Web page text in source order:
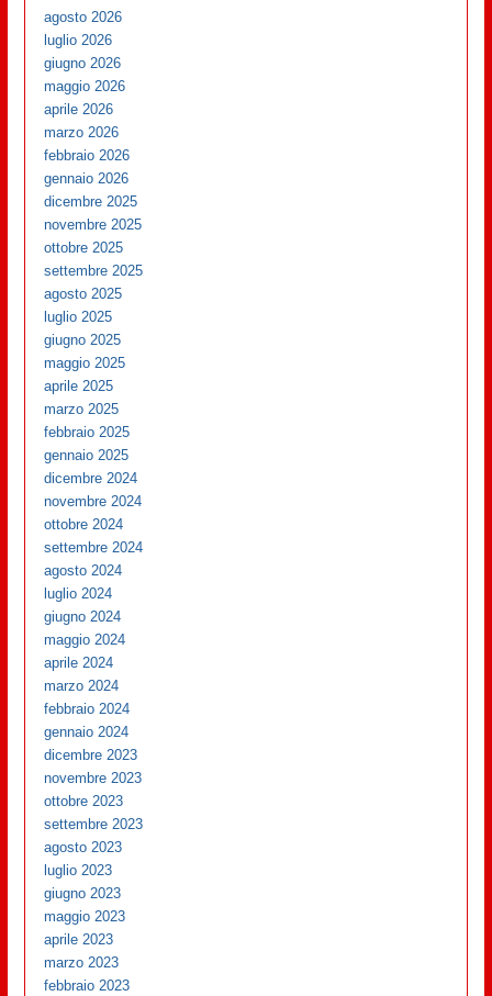
agosto 2026
luglio 2026
giugno 2026
maggio 2026
aprile 2026
marzo 2026
febbraio 2026
gennaio 2026
dicembre 2025
novembre 2025
ottobre 2025
settembre 2025
agosto 2025
luglio 2025
giugno 2025
maggio 2025
aprile 2025
marzo 2025
febbraio 2025
gennaio 2025
dicembre 2024
novembre 2024
ottobre 2024
settembre 2024
agosto 2024
luglio 2024
giugno 2024
maggio 2024
aprile 2024
marzo 2024
febbraio 2024
gennaio 2024
dicembre 2023
novembre 2023
ottobre 2023
settembre 2023
agosto 2023
luglio 2023
giugno 2023
maggio 2023
aprile 2023
marzo 2023
febbraio 2023